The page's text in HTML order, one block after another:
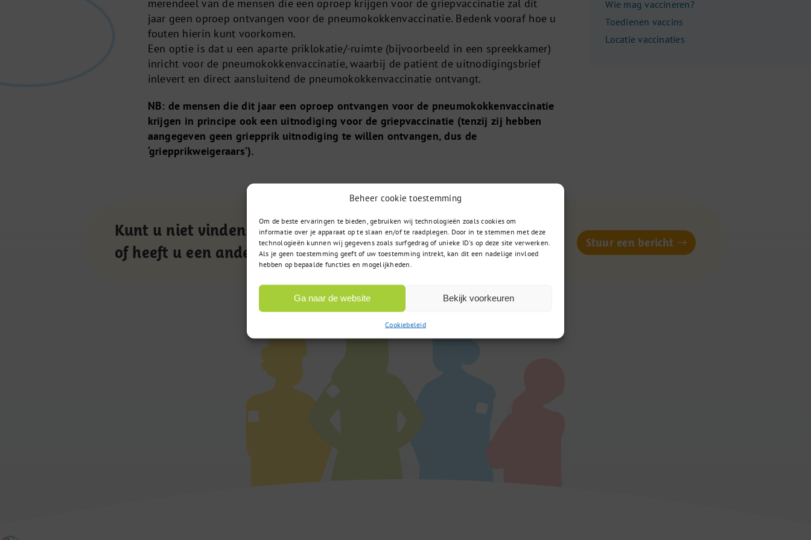
Beheer cookie toestemming
Om de beste ervaringen te bieden, gebruiken wij technologieën zoals cookies om
informatie over je apparaat op te slaan en/of te raadplegen. Door in te stemmen met deze
technologieën kunnen wij gegevens zoals surfgedrag of unieke ID's op deze site verwerken.
Als je geen toestemming geeft of uw toestemming intrekt, kan dit een nadelige invloed
hebben op bepaalde functies en mogelijkheden.
Ga naar de website Bekijk voorkeuren
Cookiebeleid
merendeel van de mensen die een oproep krijgen voor de griepvaccinatie zal dit
jaar geen oproep ontvangen voor de pneumokokkenvaccinatie. Bedenk vooraf hoe u
fouten hierin kunt voorkomen.
Een optie is dat u een aparte priklokatie/-ruimte (bijvoorbeeld in een spreekkamer)
inricht voor de pneumokokkenvaccinatie, waarbij de patiënt de uitnodigingsbrief
inlevert en direct aansluitend de pneumokokkenvaccinatie ontvangt.
NB: de mensen die dit jaar een oproep ontvangen voor de pneumokokkenvaccinatie
krijgen in principe ook een uitnodiging voor de griepvaccinatie (tenzij zij hebben
aangegeven geen griepprik uitnodiging te willen ontvangen, dus de
‘griepprikweigeraars’).
Wie mag vaccineren?
Toedienen vaccins
Locatie vaccinaties
Kunt u niet vinden wat u zoekt
of heeft u een andere vraag?
085 – 02 98 705
Op werkdagen bereikbaar
van 9:00u tot 17:00u
Stuur een bericht